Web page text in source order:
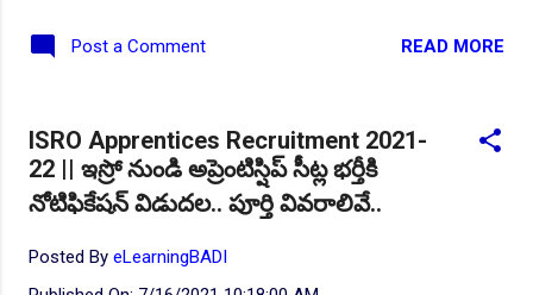
ఖాళీల సంఖ్య: 3093. విభాగాల వారీగా ఖాళీల
కాళీ లు ఉన్నాయి. విద్యార్హత: పదవ తరగతి ఉత్తీర్ణత
తో, సంబంధిత విభాగంలో ఐటిఐ సర్టిఫికెట్ ను
(NCVT) నేషనల్ కౌన్సిల్ ఫర్ ఒకేషనల్ ట్రైనింగ్
నాటికి 15 నుండి 24 సంవత్సరాలకు మించకుండా
ఉండాలి. ఎంపిక విధానం: పదవ తరగతి
Post a Comment READ MORE
ISRO Apprentices Recruitment 2021-
22 || ఇస్రో నుండి అప్రెంటిస్షిప్ సీట్ల భర్తీకి
నోటిఫికేషన్ విడుదల.. పూర్తి వివరాలివే..
Posted By eLearningBADI